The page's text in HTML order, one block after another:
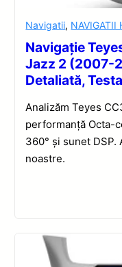
Navigatii, NAVIGATII
Navigație
Jazz 2 (2007-
Detaliată,
Analizăm Teyes
performanță Octa-
360° și sunet
noastre.